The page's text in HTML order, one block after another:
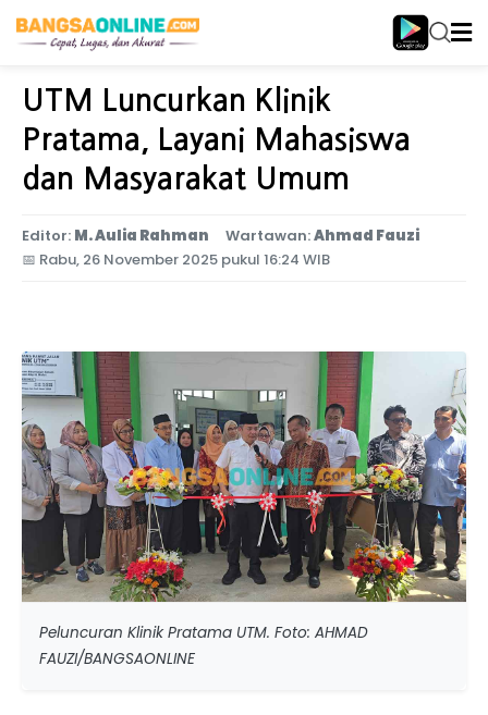
Home Jawa Timur
UTM Luncurkan Klinik
Pratama, Layani Mahasiswa
dan Masyarakat Umum
Editor: M. Aulia Rahman Wartawan:Ahmad Fauzi
📅 Rabu, 26 November 2025 pukul 16:24 WIB
Peluncuran Klinik Pratama UTM. Foto: AHMAD
FAUZI/BANGSAONLINE